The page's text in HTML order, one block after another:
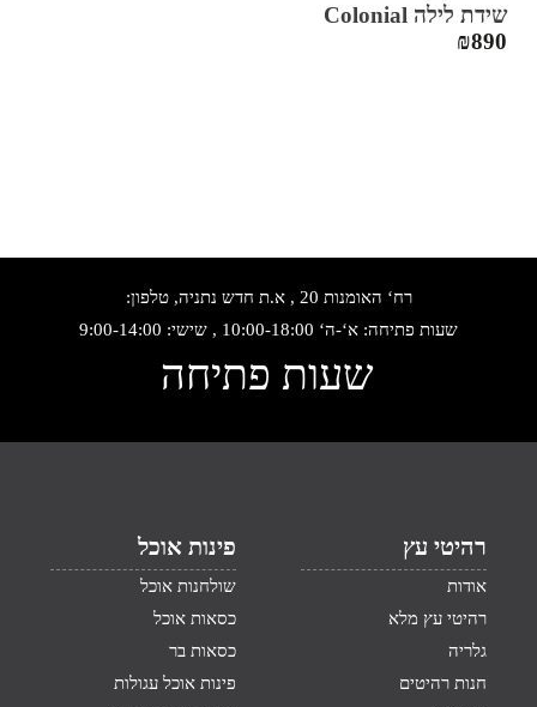
שידת לילה Colonial
₪890
רח‘ האומנות 20 , א.ת חדש נתניה, טלפון:
שעות פתיחה: א‘-ה‘ 10:00-18:00 , שישי: 9:00-14:00
שעות פתיחה
רהיטי עץ
אודות
רהיטי עץ מלא
גלריה
חנות רהיטים
פינות אוכל
שולחנות אוכל
כסאות אוכל
כסאות בר
פינות אוכל עגולות